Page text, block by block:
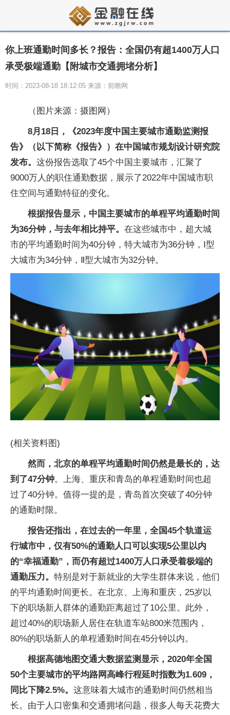
你上班通勤时间多长？报告：全国仍有超1400万人口
承受极端通勤【附城市交通拥堵分析】
时间：2023-08-18 18:12:05 来源：前瞻网
（图片来源：摄图网）
8月18日，《2023年度中国主要城市通勤监测报
告》（以下简称《报告》）在中国城市规划设计研究院
发布。 这份报告选取了45个中国主要城市，汇聚了
9000万人的职住通勤数据，展示了2022年中国城市职
住空间与通勤特征的变化。
根据报告显示，中国主要城市的单程平均通勤时间
为36分钟，与去年相比持平。 在这些城市中，超大城
市的平均通勤时间为40分钟，特大城市为36分钟，Ⅰ型
大城市为34分钟，Ⅱ型大城市为32分钟。
(相关资料图)
然而，北京的单程平均通勤时间仍然是最长的，达
到了47分钟。上海、重庆和青岛的单程通勤时间也超
过了40分钟。值得一提的是，青岛首次突破了40分钟
的通勤时限。
报告还指出，在过去的一年里，全国45个轨道运
行城市中，仅有50%的通勤人口可以实现5公里以内
的“幸福通勤”，而仍有超过1400万人口承受着极端的
通勤压力。 特别是对于新就业的大学生群体来说，他们
的平均通勤时间更长。在北京、上海和重庆，25岁以
下的职场新人群体的通勤距离超过了10公里。此外，
超过40%的职场新人居住在轨道车站800米范围内，
80%的职场新人的单程通勤时间在45分钟以内。
根据高德地图交通大数据监测显示，2020年全国
50个主要城市的平均路网高峰行程延时指数为1.609，
同比下降2.5%。 这意味着大城市的通勤时间仍然相当
长。由于人口密集和交通拥堵问题，很多人每天花费大